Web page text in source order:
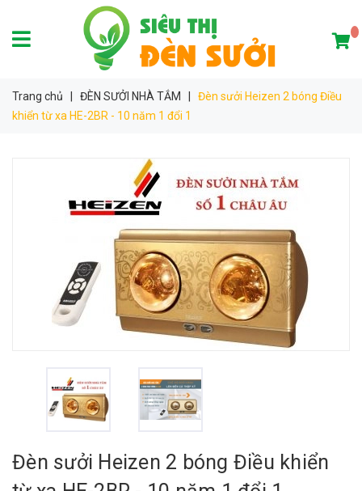
Trang chủ ĐÈN SƯỞI NHÀ TẮM
Đèn sưởi Heizen 2 bóng Điều
khiển từ xa HE-2BR - 10 năm 1 đổi 1
Đèn sưởi Heizen 2 bóng Điều khiển